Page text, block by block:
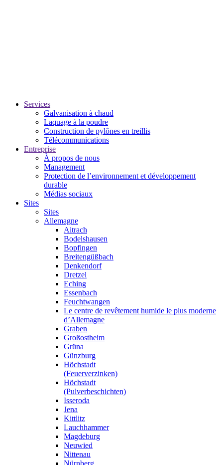
Services
Galvanisation à chaud
Laquage à la poudre
Construction de pylônes en treillis
Télécommunications
Entreprise
À propos de nous
Management
Protection de l’environnement et développement
durable
Médias sociaux
Sites
Sites
Allemagne
Aitrach
Bodelshausen
Bopfingen
Breitengüßbach
Denkendorf
Dretzel
Eching
Essenbach
Feuchtwangen
Le centre de revêtement humide le plus moderne
d’Allemagne
Graben
Großostheim
Grüna
Günzburg
Höchstadt
(Feuerverzinken)
Höchstadt
(Pulverbeschichten)
Isseroda
Jena
Kittlitz
Lauchhammer
Magdeburg
Neuwied
Nittenau
Nürnberg